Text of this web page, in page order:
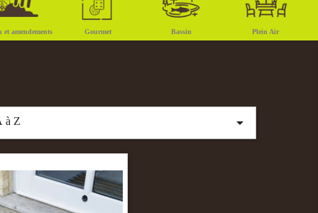
et amendements Gourmet Bassin Plein Air
à Z 